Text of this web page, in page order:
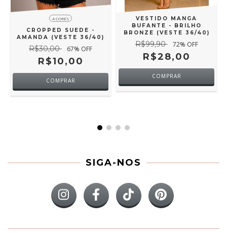
4 CORES
CROPPED SUEDE -
AMANDA (VESTE 36/40)
R$30,00 67% OFF
R$10,00
COMPRAR
VESTIDO MANGA
BUFANTE - BRILHO
BRONZE (VESTE 36/40)
R$99,90 72% OFF
R$28,00
COMPRAR
SIGA-NOS